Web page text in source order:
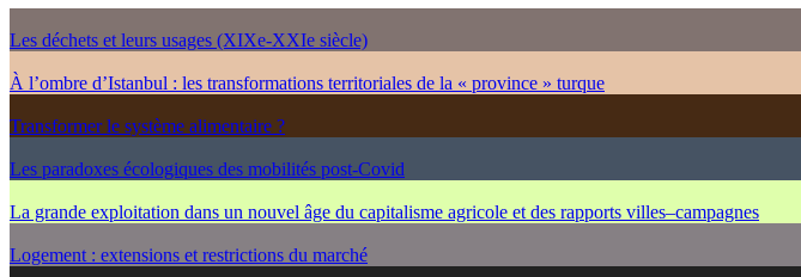
Les déchets et leurs usages (XIXe-XXIe siècle)
À l’ombre d’Istanbul : les transformations territoriales de la « province » turque
Transformer le système alimentaire ?
Les paradoxes écologiques des mobilités post-Covid
La grande exploitation dans un nouvel âge du capitalisme agricole et des rapports villes–campagnes
Logement : extensions et restrictions du marché